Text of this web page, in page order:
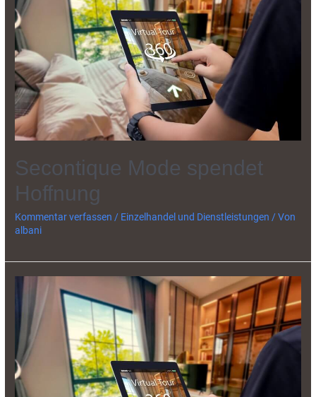
Secontique Mode spendet
Hoffnung
Kommentar verfassen / Einzelhandel und Dienstleistungen / Von
albani